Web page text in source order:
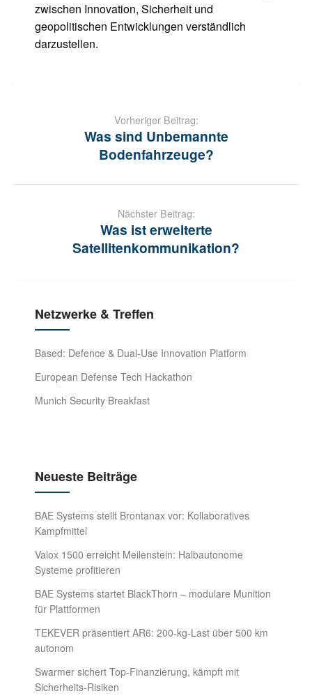
zwischen Innovation, Sicherheit und
geopolitischen Entwicklungen verständlich
darzustellen.
Vorheriger Beitrag:
Was sind Unbemannte
Bodenfahrzeuge?
Nächster Beitrag:
Was ist erweiterte
Satellitenkommunikation?
Netzwerke & Treffen
Based: Defence & Dual-Use Innovation Platform
European Defense Tech Hackathon
Munich Security Breakfast
Neueste Beiträge
BAE Systems stellt Brontanax vor: Kollaboratives
Kampfmittel
Valox 1500 erreicht Meilenstein: Halbautonome
Systeme profitieren
BAE Systems startet BlackThorn – modulare Munition
für Plattformen
TEKEVER präsentiert AR6: 200-kg-Last über 500 km
autonom
Swarmer sichert Top-Finanzierung, kämpft mit
Sicherheits-Risiken